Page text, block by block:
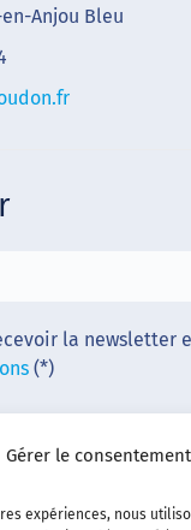
Gérer le consentement
expériences, nous
Anjou Bleu
la newsletter
(*)